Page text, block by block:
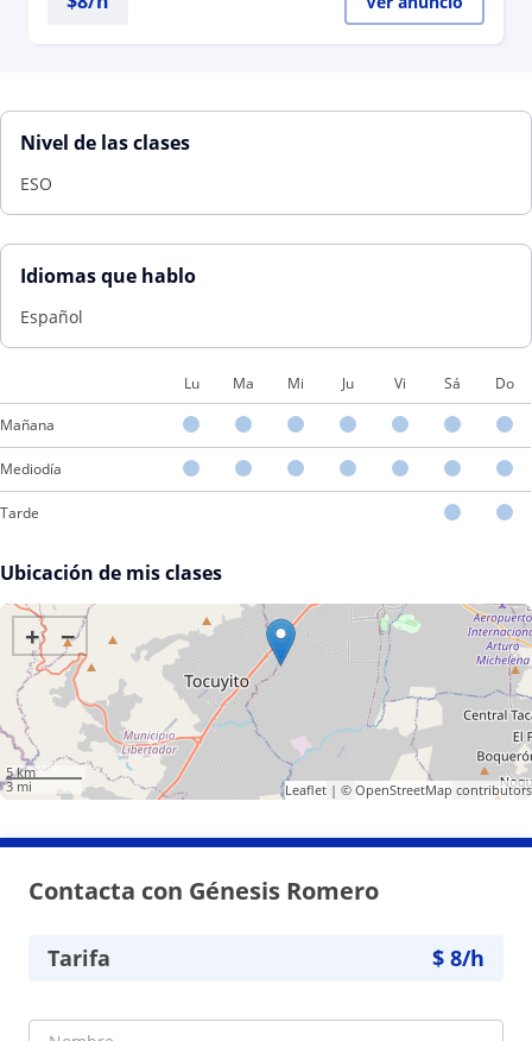
Nivel de las clases
ESO
Idiomas que hablo
Español
Lu Ma Mi Ju Vi Sá Do
Mañana
Mediodía
Tarde
Ubicación de mis clases
+ −
5 km
3 mi
Leaflet| © OpenStreetMap contributors
Contacta con Génesis Romero
Tarifa $ 8/h